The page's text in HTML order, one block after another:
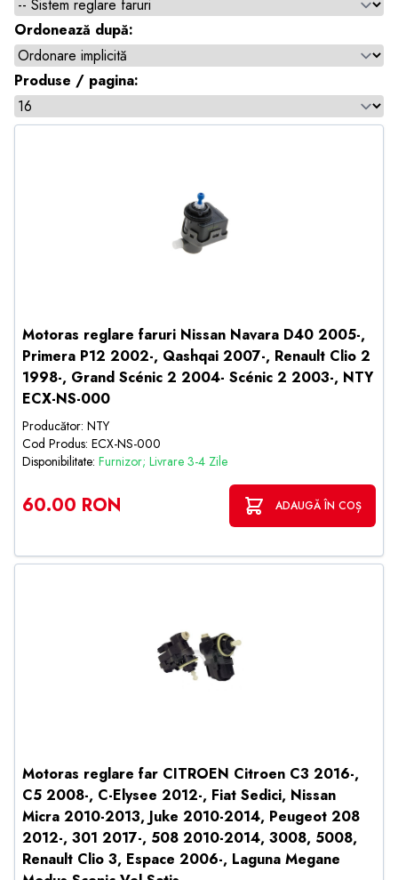
Ordonează după:
Produse / pagina:
Motoras reglare faruri Nissan Navara D40 2005-,
Primera P12 2002-, Qashqai 2007-, Renault Clio 2
1998-, Grand Scénic 2 2004- Scénic 2 2003-, NTY
ECX-NS-000
Producător: NTY
Cod Produs: ECX-NS-000
Disponibilitate: Furnizor; Livrare 3-4 Zile
60.00 RON ADAUGĂ ÎN COȘ
Motoras reglare far CITROEN Citroen C3 2016-,
C5 2008-, C-Elysee 2012-, Fiat Sedici, Nissan
Micra 2010-2013, Juke 2010-2014, Peugeot 208
2012-, 301 2017-, 508 2010-2014, 3008, 5008,
Renault Clio 3, Espace 2006-, Laguna Megane